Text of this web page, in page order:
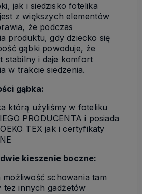
jak i siedzisko fotelika
z większych elementów
że podczas
produktu, gdy dziecko się
gąbki powoduje, że
stabilny i daje komfort
w trakcie siedzenia.
gąbka:
którą użyliśmy w foteliku
PRODUCENTA i posiada
TEX jak i certyfikaty
kieszenie boczne:
możliwość schowania tam
tez innych gadżetów